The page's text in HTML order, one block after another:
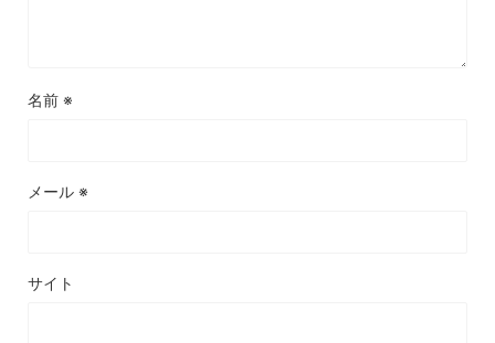
名前 ※
メール ※
サイト